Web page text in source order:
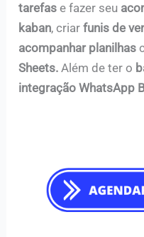
tarefase fazer seu
kaban, criarfunis de
acompanhar planilhas
Sheets. Além de ter o
integração WhatsApp